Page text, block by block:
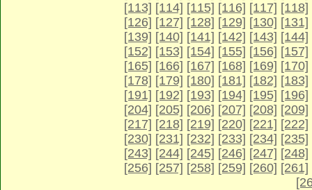
[113] [114] [115] [116] [117] [118]
[126] [127] [128] [129] [130] [131]
[139] [140] [141] [142] [143] [144]
[152] [153] [154] [155] [156] [157]
[165] [166] [167] [168] [169] [170]
[178] [179] [180] [181] [182] [183]
[191] [192] [193] [194] [195] [196]
[204] [205] [206] [207] [208] [209]
[217] [218] [219] [220] [221] [222]
[230] [231] [232] [233] [234] [235]
[243] [244] [245] [246] [247] [248]
[256] [257] [258] [259] [260] [261]